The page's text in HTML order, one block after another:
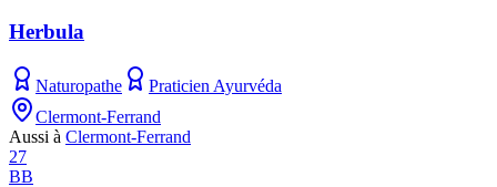
Herbula
Naturopathe
Praticien Ayurvéda
Clermont-Ferrand
Aussi à Clermont-Ferrand
27
BB